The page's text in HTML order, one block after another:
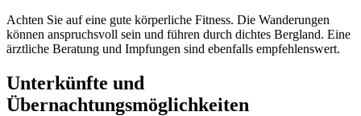
Achten Sie auf eine gute körperliche Fitness. Die Wanderungen
können anspruchsvoll sein und führen durch dichtes Bergland. Eine
ärztliche Beratung und Impfungen sind ebenfalls empfehlenswert.
Unterkünfte und
Übernachtungsmöglichkeiten